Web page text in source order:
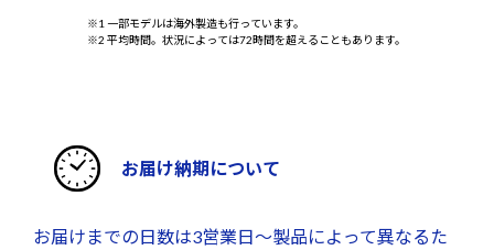
※1 一部モデルは海外製造も行っています。
※2 平均時間。状況によっては72時間を超えることもあります。
お届け納期について
お届けまでの日数は3営業日～製品によって異なるた